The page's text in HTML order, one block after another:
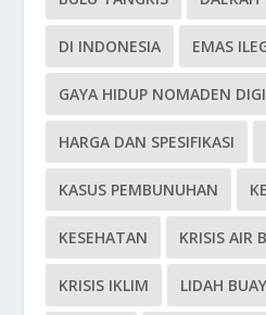
DI INDONESIA EMAS
GAYA HIDUP NOMADEN
HARGA DAN SPESIFIKASI
KASUS PEMBUNUHAN
KESEHATAN KRISIS AIR
KRISIS IKLIM LIDAH